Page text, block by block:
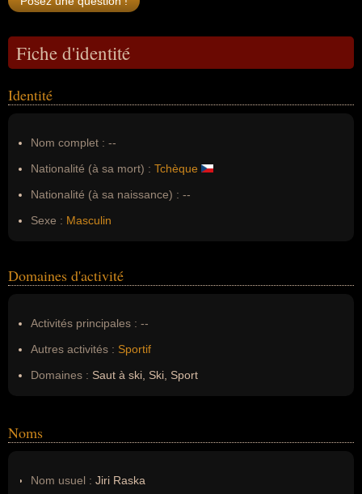
Fiche d'identité
Identité
Nom complet : --
Nationalité (à sa mort) : Tchèque
Nationalité (à sa naissance) : --
Sexe : Masculin
Domaines d'activité
Activités principales : --
Autres activités : Sportif
Domaines : Saut à ski, Ski, Sport
Noms
Nom usuel : Jiri Raska